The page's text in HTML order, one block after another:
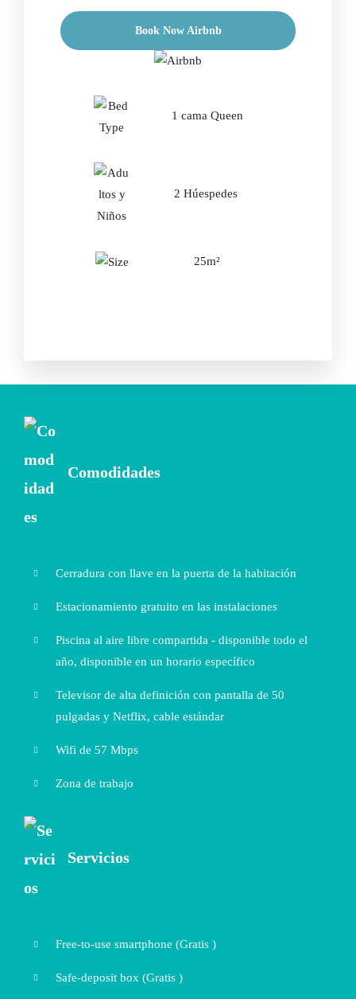
Book Now Airbnb
1 cama Queen
2 Húespedes
25m²
Comodidades
Cerradura con llave en la puerta de la habitación
Estacionamiento gratuito en las instalaciones
Piscina al aire libre compartida - disponible todo el
año, disponible en un horario específico
Televisor de alta definición con pantalla de 50
pulgadas y Netflix, cable estándar
Wifi de 57 Mbps
Zona de trabajo
Servicios
Free-to-use smartphone (Gratis )
Safe-deposit box (Gratis )